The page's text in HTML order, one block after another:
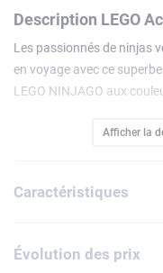
Description LEGO
Les passionnés de ninjas
en voyage avec ce
LEGO NINJAGO aux
fermeture éclair, étiquette
doté de bretelles
confort maximal.
Afficher la
Caractéristiques
Évolution des prix